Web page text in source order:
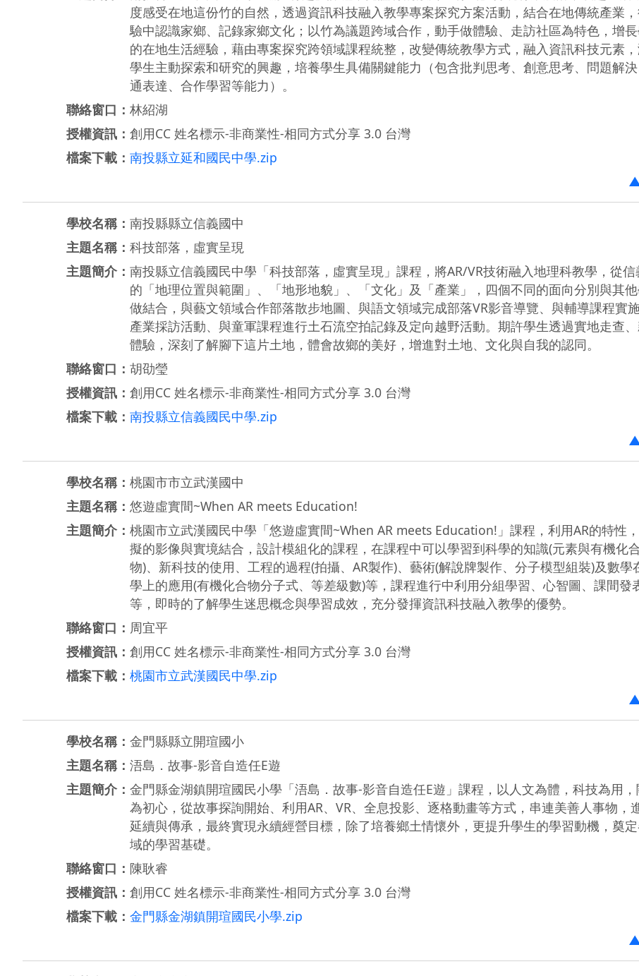
度感受在地這份竹的自然，透過資訊科技融入教學專案探究方案活動，結合在地傳統產業
驗中認識家鄉、記錄家鄉文化；以竹為議題跨域合作，動手做體驗、走訪社區為特色，增
的在地生活經驗，藉由專案探究跨領域課程統整，改變傳統教學方式，融入資訊科技元素
學生主動探索和研究的興趣，培養學生具備關鍵能力（包含批判思考、創意思考、問題解
通表達、合作學習等能力）。
聯絡窗口： 林紹湖
授權資訊： 創用CC 姓名標示-非商業性-相同方式分享 3.0 台灣
檔案下載： 南投縣立延和國民中學.zip
學校名稱： 南投縣縣立信義國中
主題名稱： 科技部落，虛實呈現
主題簡介： 南投縣立信義國民中學「科技部落，虛實呈現」課程，將AR/VR技術融入地理科教學，從信
的「地理位置與範圍」、「地形地貌」、「文化」及「產業」，四個不同的面向分別與其
做結合，與藝文領域合作部落散步地圖、與語文領域完成部落VR影音導覽、與輔導課程實
產業採訪活動、與童軍課程進行土石流空拍記錄及定向越野活動。期許學生透過實地走查
體驗，深刻了解腳下這片土地，體會故鄉的美好，增進對土地、文化與自我的認同。
聯絡窗口： 胡劭瑩
授權資訊： 創用CC 姓名標示-非商業性-相同方式分享 3.0 台灣
檔案下載： 南投縣立信義國民中學.zip
學校名稱： 桃園市市立武漢國中
主題名稱： 悠遊虛實間~When AR meets Education!
主題簡介： 桃園市立武漢國民中學「悠遊虛實間~When AR meets Education!」課程，利用AR的特性
擬的影像與實境結合，設計模組化的課程，在課程中可以學習到科學的知識(元素與有機化
物)、新科技的使用、工程的過程(拍攝、AR製作)、藝術(解說牌製作、分子模型組裝)及數學
學上的應用(有機化合物分子式、等差級數)等，課程進行中利用分組學習、心智圖、課間發
等，即時的了解學生迷思概念與學習成效，充分發揮資訊科技融入教學的優勢。
聯絡窗口： 周宜平
授權資訊： 創用CC 姓名標示-非商業性-相同方式分享 3.0 台灣
檔案下載： 桃園市立武漢國民中學.zip
學校名稱： 金門縣縣立開瑄國小
主題名稱： 浯島．故事-影音自造任E遊
主題簡介： 金門縣金湖鎮開瑄國民小學「浯島．故事-影音自造任E遊」課程，以人文為體，科技為用，
為初心，從故事探詢開始、利用AR、VR、全息投影、逐格動畫等方式，串連美善人事物，
延續與傳承，最終實現永續經營目標，除了培養鄉土情懷外，更提升學生的學習動機，奠
域的學習基礎。
聯絡窗口： 陳耿睿
授權資訊： 創用CC 姓名標示-非商業性-相同方式分享 3.0 台灣
檔案下載： 金門縣金湖鎮開瑄國民小學.zip